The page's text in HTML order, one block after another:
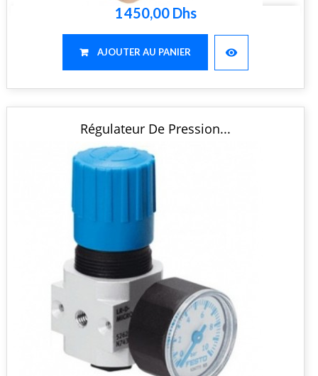
1 450,00 Dhs
AJOUTER AU PANIER visibility
Régulateur De Pression...